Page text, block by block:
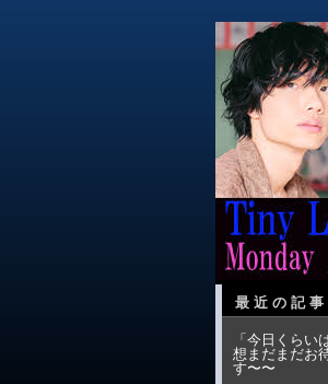
最近の記事
「今日くら
想まだまだお
す〜〜